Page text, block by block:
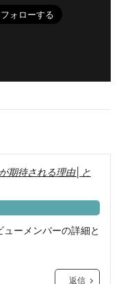
期待される理由│と
ーメンバーの詳細と
返信